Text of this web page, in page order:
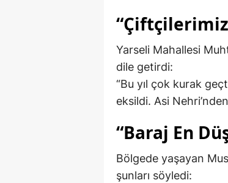
Yarseli Mahallesi
dile getirdi:
“Bu yıl çok kurak
eksildi. Asi
“Baraj En
Bölgede yaşayan
şunları söyledi: